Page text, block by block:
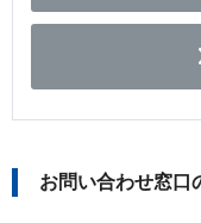
お問い合わせ窓口